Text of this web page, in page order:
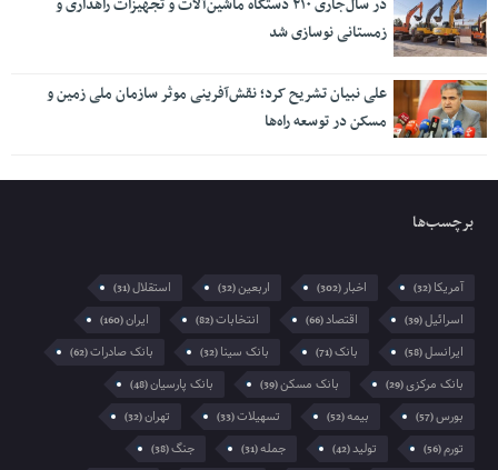
در سال‌جاری ۲۱۰ دستگاه ماشین‌آلات و تجهیزات راهداری و
زمستانی نوسازی شد
علی نبیان تشریح کرد؛ نقش‌آفرینی موثر سازمان ملی زمین و
مسکن در توسعه راه‌ها
برچسب‌ها
آمریکا(32) اخبار(302) اربعین(32) استقلال(31)
اسرائیل(39) اقتصاد(66) انتخابات(82) ایران(160)
ایرانسل(58) بانک(71) بانک سینا(32) بانک صادرات(62)
بانک مرکزی(29) بانک مسکن(39) بانک پارسیان(48)
بورس(57) بیمه(52) تسهیلات(33) تهران(32)
تورم(56) تولید(42) جمله(31) جنگ(38)